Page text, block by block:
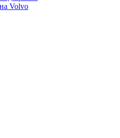
на Volvo